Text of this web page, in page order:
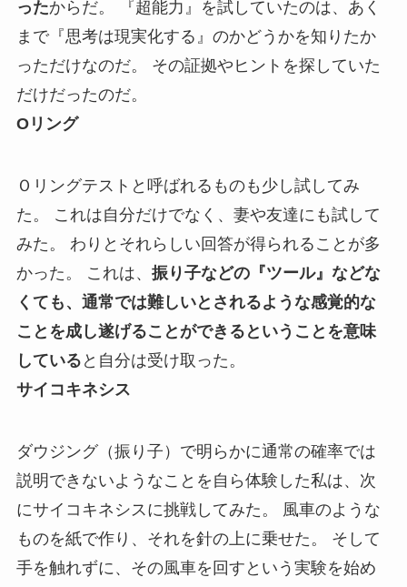
ったからだ。 『超能力』を試していたのは、あく
まで『思考は現実化する』のかどうかを知りたか
っただけなのだ。 その証拠やヒントを探していた
だけだったのだ。
Oリング
Ｏリングテストと呼ばれるものも少し試してみ
た。 これは自分だけでなく、妻や友達にも試して
みた。 わりとそれらしい回答が得られることが多
かった。 これは、 振り子などの『ツール』などな
くても、通常では難しいとされるような感覚的な
ことを成し遂げることができるということを意味
している と自分は受け取った。
サイコキネシス
ダウジング（振り子）で明らかに通常の確率では
説明できないようなことを自ら体験した私は、次
にサイコキネシスに挑戦してみた。 風車のような
ものを紙で作り、それを針の上に乗せた。 そして
手を触れずに、その風車を回すという実験を始め